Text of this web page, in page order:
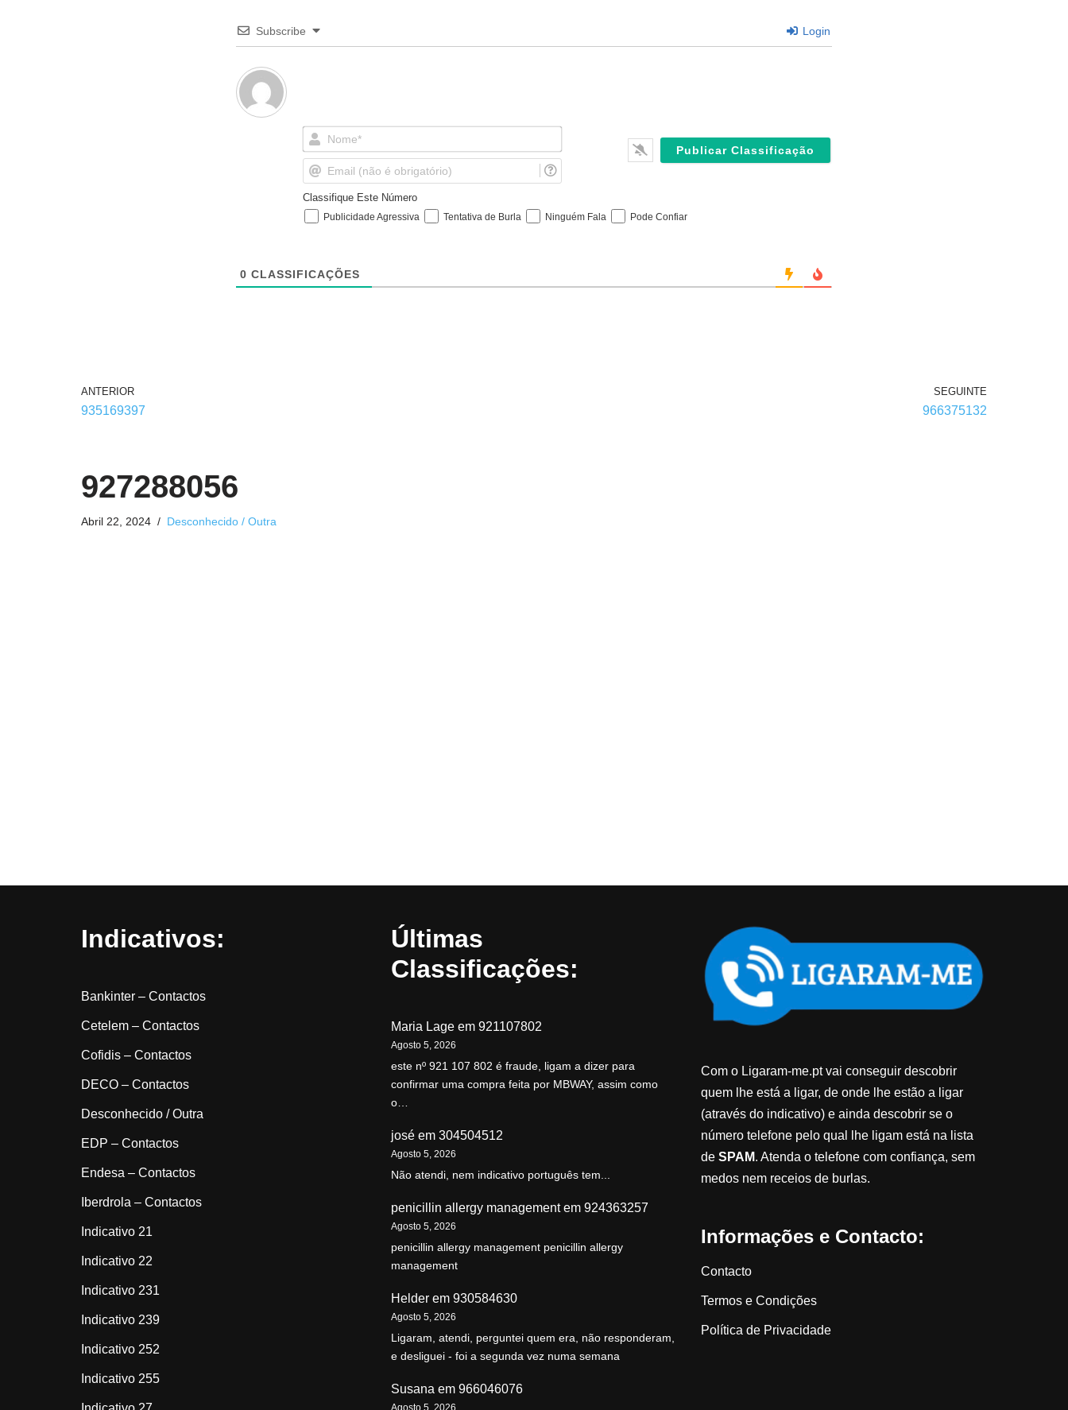
Subscribe Login
N
m
l
Classifique Este Número
Publicidade Agressiva Tentativa de Burla Ninguém Fala Pode Confiar
0 CLASSIFICAÇÕES
ANTERIOR
935169397
SEGUINTE
966375132
927288056
Abril 22, 2024 Desconhecido / Outra
Indicativos:
Bankinter – Contactos
Cetelem – Contactos
Cofidis – Contactos
DECO – Contactos
Desconhecido / Outra
EDP – Contactos
Endesa – Contactos
Iberdrola – Contactos
Indicativo 21
Indicativo 22
Indicativo 231
Indicativo 239
Indicativo 252
Indicativo 255
Últimas
Classificações:
Maria Lage em 921107802
Agosto 5, 2026
este nº 921 107 802 é fraude, ligam a dizer para
confirmar uma compra feita por MBWAY, assim como
o…
josé em 304504512
Agosto 5, 2026
Não atendi, nem indicativo português tem...
penicillin allergy managementem 924363257
Agosto 5, 2026
penicillin allergy management penicillin allergy
management
Helder em 930584630
Agosto 5, 2026
Ligaram, atendi, perguntei quem era, não responderam,
e desliguei - foi a segunda vez numa semana
Susana em 966046076
Agosto 5, 2026
Com o Ligaram-me.pt vai conseguir descobrir
quem lhe está a ligar, de onde lhe estão a ligar
(através do indicativo) e ainda descobrir se o
número telefone pelo qual lhe ligam está na lista
de SPAM. Atenda o telefone com confiança, sem
medos nem receios de burlas.
Informações e Contacto:
Contacto
Termos e Condições
Política de Privacidade